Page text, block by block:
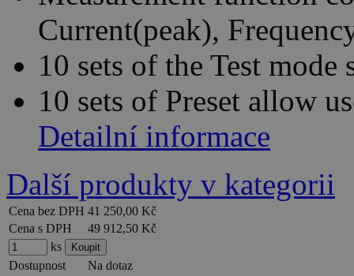
Current(peak),
10 sets of the Test
10 sets of Preset allow
Detailní informace
Další produkty v kategorii
Cena bez DPH 41 250,00 Kč
Cena s DPH
49 912,50 Kč
ks
Dostupnost
Na dotaz